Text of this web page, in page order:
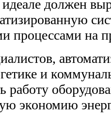
должен
процессами на
и
работу
экономию